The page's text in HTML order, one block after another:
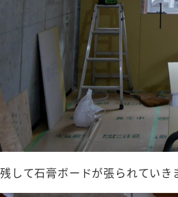
して石膏ボードが張られていき